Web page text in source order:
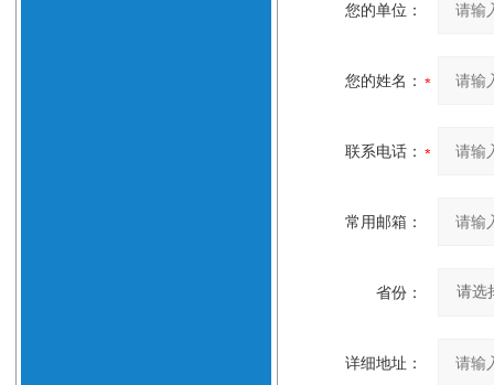
您的单位：
您的姓名：
联系电话：
常用邮箱：
省份：
详细地址：